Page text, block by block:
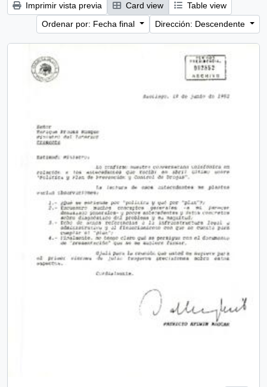
Imprimir vista previa Card view
Table view
Ordenar por: Fecha final
Dirección: Descendente